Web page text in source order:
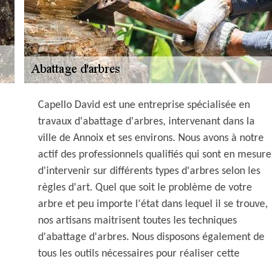
Capello David est une entreprise spécialisée en
travaux d'abattage d'arbres, intervenant dans la
ville de Annoix et ses environs. Nous avons à notre
actif des professionnels qualifiés qui sont en mesure
d'intervenir sur différents types d'arbres selon les
règles d'art. Quel que soit le problème de votre
arbre et peu importe l'état dans lequel il se trouve,
nos artisans maitrisent toutes les techniques
d'abattage d'arbres. Nous disposons également de
tous les outils nécessaires pour réaliser cette